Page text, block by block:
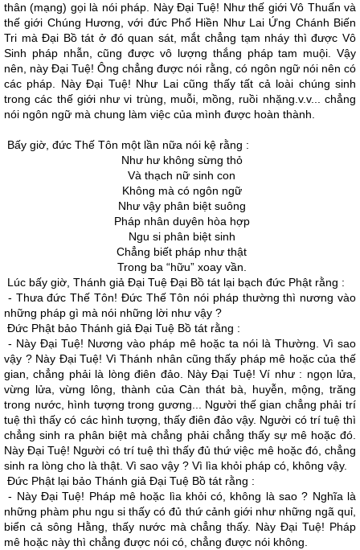
thân (mạng) gọi là nói pháp. Này Ðại Tuệ! Như thế giới Vô Thuấn và
thế giới Chúng Hương, với đức Phổ Hiền Như Lai Ứng Chánh Biến
Tri mà Ðại Bồ tát ở đó quan sát, mắt chẳng tạm nháy thì được Vô
Sinh pháp nhẫn, cũng được vô lượng thắng pháp tam muội. Vậy
nên, này Ðại Tuệ! Ông chẳng được nói rằng, có ngôn ngữ nói nên có
các pháp. Này Ðại Tuệ! Như Lai cũng thấy tất cả loài chúng sinh
trong các thế giới như vi trùng, muỗi, mồng, ruồi nhặng.v.v... chẳng
nói ngôn ngữ mà chung làm việc của mình được hoàn thành.
Bấy giờ, đức Thế Tôn một lần nữa nói kệ rằng :
Như hư không sừng thỏ
Và thạch nữ sinh con
Không mà có ngôn ngữ
Như vậy phân biệt suông
Pháp nhân duyên hòa hợp
Ngu si phân biệt sinh
Chẳng biết pháp như thật
Trong ba “hữu” xoay vần.
Lúc bấy giờ, Thánh giả Ðại Tuệ Ðại Bồ tát lại bạch đức Phật rằng :
- Thưa đức Thế Tôn! Ðức Thế Tôn nói pháp thường thì nương vào
những pháp gì mà nói những lời như vậy ?
Ðức Phật bảo Thánh giả Ðại Tuệ Bồ tát rằng :
- Này Ðại Tuệ! Nương vào pháp mê hoặc ta nói là Thường. Vì sao
vậy ? Này Ðại Tuệ! Vì Thánh nhân cũng thấy pháp mê hoặc của thế
gian, chẳng phải là lòng điên đảo. Này Ðại Tuệ! Ví như : ngọn lửa,
vừng lửa, vừng lông, thành của Càn thát bà, huyễn, mộng, trăng
trong nước, hình tượng trong gương... Người thế gian chẳng phải trí
tuệ thì thấy có các hình tượng, thấy điên đảo vậy. Người có trí tuệ thì
chẳng sinh ra phân biệt mà chẳng phải chẳng thấy sự mê hoặc đó.
Này Ðại Tuệ! Người có trí tuệ thì thấy đủ thứ việc mê hoặc đó, chẳng
sinh ra lòng cho là thật. Vì sao vậy ? Vì lìa khỏi pháp có, không vậy.
Ðức Phật lại bảo Thánh giả Ðại Tuệ Bồ tát rằng :
- Này Ðại Tuệ! Pháp mê hoặc lìa khỏi có, không là sao ? Nghĩa là
những phàm phu ngu si thấy có đủ thứ cảnh giới như những ngã quỉ,
biển cả sông Hằng, thấy nước mà chẳng thấy. Này Ðại Tuệ! Pháp
mê hoặc này thì chẳng được nói có, chẳng được nói không.